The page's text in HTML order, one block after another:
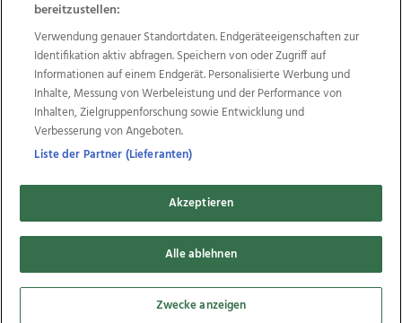
Weitere Angebote des Medienhauses Wimmer
TV1 di-mog-i.at OÖNow
Ischler Woche
Life Radio
OÖNachrichten
OÖN Immobilien
OÖN Karriere
OÖN Reise
Promenaden Galerien
Regionaljobs
wasistlos.at wirtrauern.at
Copyrights © 2026 Tips Zeitungs GmbH & Co KG
developed by
bereitzustellen:
Verwendung genauer Standortdaten. Endgeräteeigenschaften zur
Identifikation aktiv abfragen. Speichern von oder Zugriff auf
Informationen auf einem Endgerät. Personalisierte Werbung und
Inhalte, Messung von Werbeleistung und der Performance von
Inhalten, Zielgruppenforschung sowie Entwicklung und
Verbesserung von Angeboten.
Liste der Partner (Lieferanten)
Akzeptieren
Alle ablehnen
Zwecke anzeigen